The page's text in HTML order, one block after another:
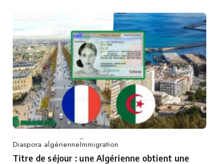
Category
Diaspora algérienneImmigration
Titre de séjour : une Algérienne obtient une